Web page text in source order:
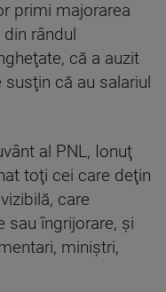
primi majorarea
rândul
că a auzit
că au salariul
al PNL, Ionuţ
toţi cei care deţin
care
sau îngrijorare, şi
miniştri,